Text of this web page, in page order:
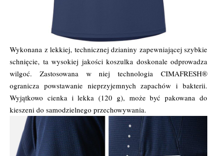
Wykonana z lekkiej, technicznej dzianiny zapewniającej szybkie
schnięcie, ta wysokiej jakości koszulka doskonale odprowadza
wilgoć. Zastosowana w niej technologia CIMAFRESH®
ogranicza powstawanie nieprzyjemnych zapachów i bakterii.
Wyjątkowo cienka i lekka (120 g), może być pakowana do
kieszeni do samodzielnego przechowywania.